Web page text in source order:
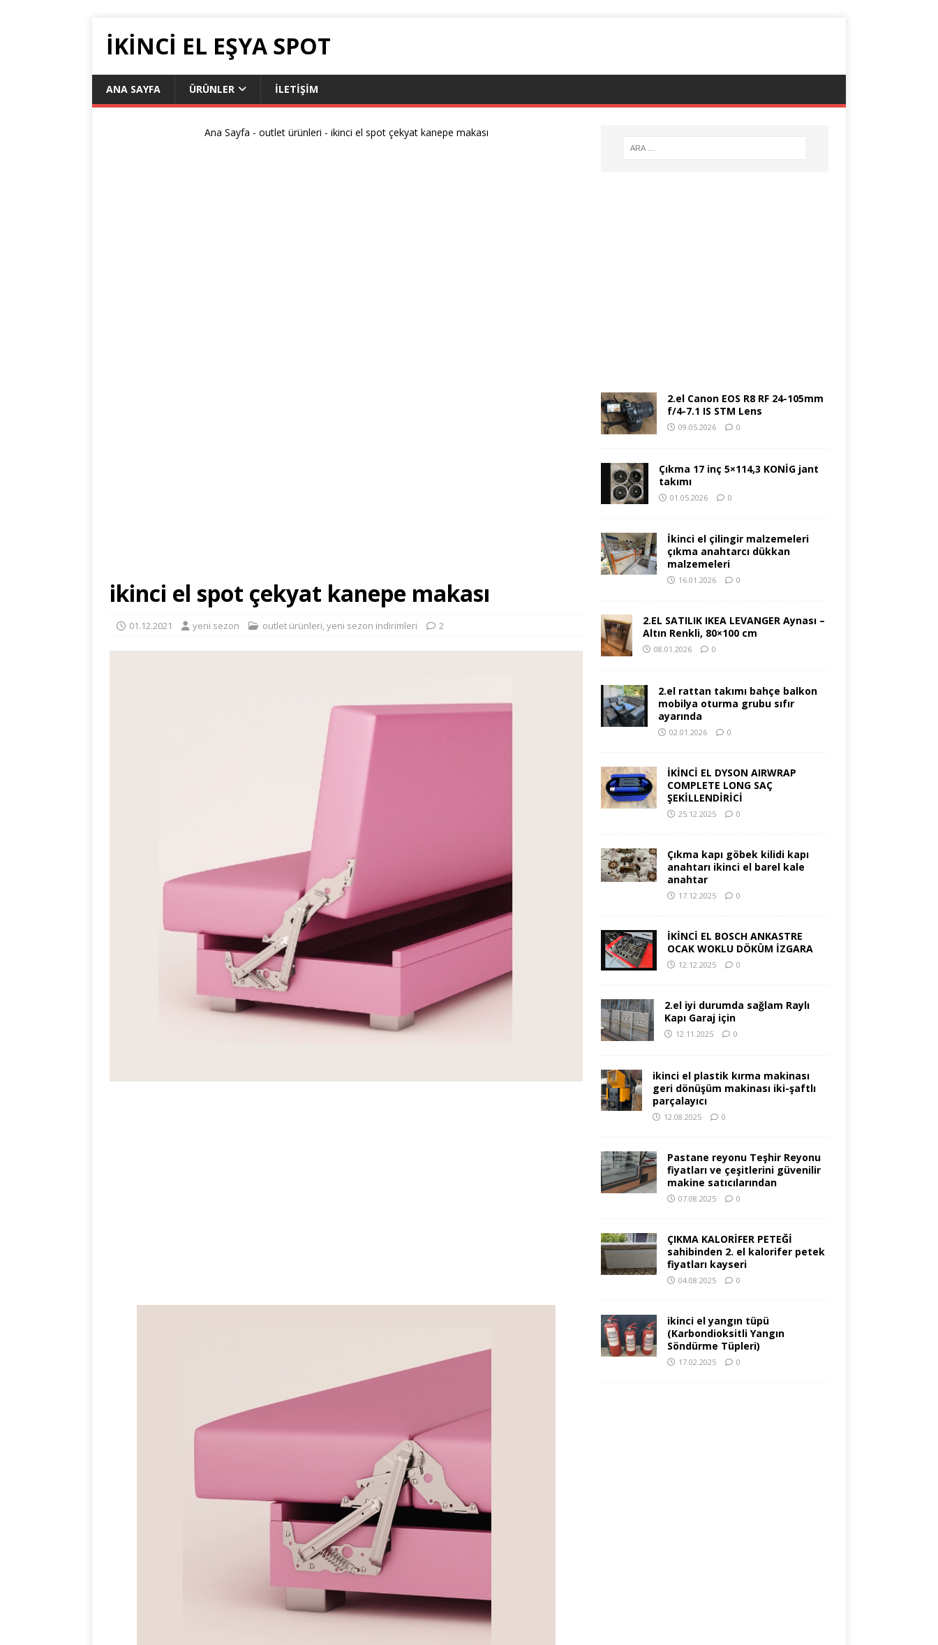
İKİNCİ EL EŞYA SPOT
ANA SAYFA ÜRÜNLER İLETIŞIM
Ana Sayfa - outlet ürünleri - ikinci el spot çekyat kanepe makası
ikinci el spot çekyat kanepe makası
01.12.2021 yeni sezon outlet ürünleri,yeni sezon indirimleri 2
2.el Canon EOS R8 RF 24-105mm
f/4-7.1 IS STM Lens
09.05.2026 0
Çıkma 17 inç 5×114,3 KONİG jant
takımı
01.05.2026 0
İkinci el çilingir malzemeleri
çıkma anahtarcı dükkan
malzemeleri
16.01.2026 0
2.EL SATILIK IKEA LEVANGER Aynası –
Altın Renkli, 80×100 cm
08.01.2026 0
2.el rattan takımı bahçe balkon
mobilya oturma grubu sıfır
ayarında
02.01.2026 0
İKİNCİ EL DYSON AIRWRAP
COMPLETE LONG SAÇ
ŞEKİLLENDİRİCİ
25.12.2025 0
Çıkma kapı göbek kilidi kapı
anahtarı ikinci el barel kale
anahtar
17.12.2025 0
İKİNCİ EL BOSCH ANKASTRE
OCAK WOKLU DÖKÜM İZGARA
12.12.2025 0
2.el iyi durumda sağlam Raylı
Kapı Garaj için
12.11.2025 0
ikinci el plastik kırma makinası
geri dönüşüm makinası iki-şaftlı
parçalayıcı
12.08.2025 0
Pastane reyonu Teşhir Reyonu
fiyatları ve çeşitlerini güvenilir
makine satıcılarından
07.08.2025 0
ÇIKMA KALORİFER PETEĞİ
sahibinden 2. el kalorifer petek
fiyatları kayseri
04.08.2025 0
ikinci el yangın tüpü
(Karbondioksitli Yangın
Söndürme Tüpleri)
17.02.2025 0